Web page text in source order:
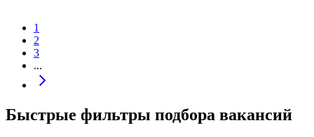
1
2
3
...
Быстрые фильтры подбора вакансий